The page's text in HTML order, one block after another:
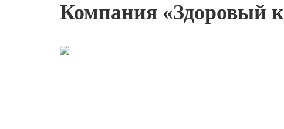
Компания «Здоровый